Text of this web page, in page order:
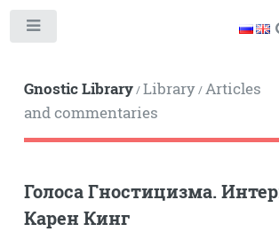
Gnostic Library/Library/Articles
and commentaries
Голоса Гностицизма.
Карен Кинг